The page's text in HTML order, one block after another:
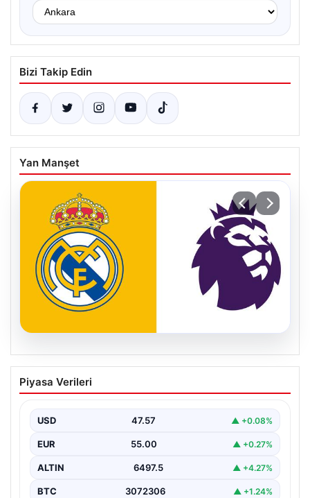
Bizi Takip Edin
Yan Manşet
04.08.2026
Premier Lig ekibi 50 milyon Euro ödeyip
Madrid’den aldı!
Piyasa Verileri
USD 47.57 ▲ +0.08%
EUR 55.00 ▲ +0.27%
ALTIN 6497.5 ▲ +4.27%
BTC 3072306 ▲ +1.24%